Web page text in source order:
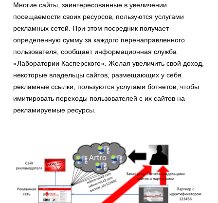
Многие сайты, заинтересованные в увеличении
посещаемости своих ресурсов, пользуются услугами
рекламных сетей. При этом посредник получает
определенную сумму за каждого перенаправленного
пользователя, сообщает информационная служба
«Лаборатории Касперского». Желая увеличить свой доход,
некоторые владельцы сайтов, размещающих у себя
рекламные ссылки, пользуются услугами ботнетов, чтобы
имитировать переходы пользователей с их сайтов на
рекламируемые ресурсы.